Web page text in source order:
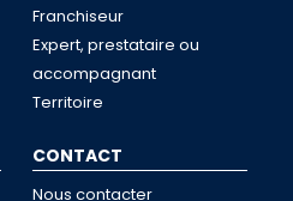
Franchiseur
Expert, prestataire ou
accompagnant
Territoire
CONTACT
Nous contacter